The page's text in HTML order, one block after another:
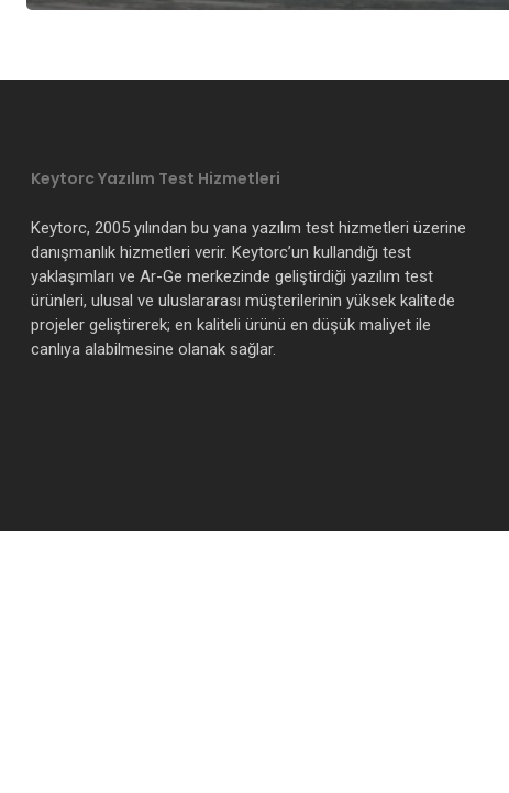
Keytorc Yazılım Test Hizmetleri
Keytorc, 2005 yılından bu yana yazılım test hizmetleri üzerine
danışmanlık hizmetleri verir. Keytorc’un kullandığı test
yaklaşımları ve Ar-Ge merkezinde geliştirdiği yazılım test
ürünleri, ulusal ve uluslararası müşterilerinin yüksek kalitede
projeler geliştirerek; en kaliteli ürünü en düşük maliyet ile
canlıya alabilmesine olanak sağlar.